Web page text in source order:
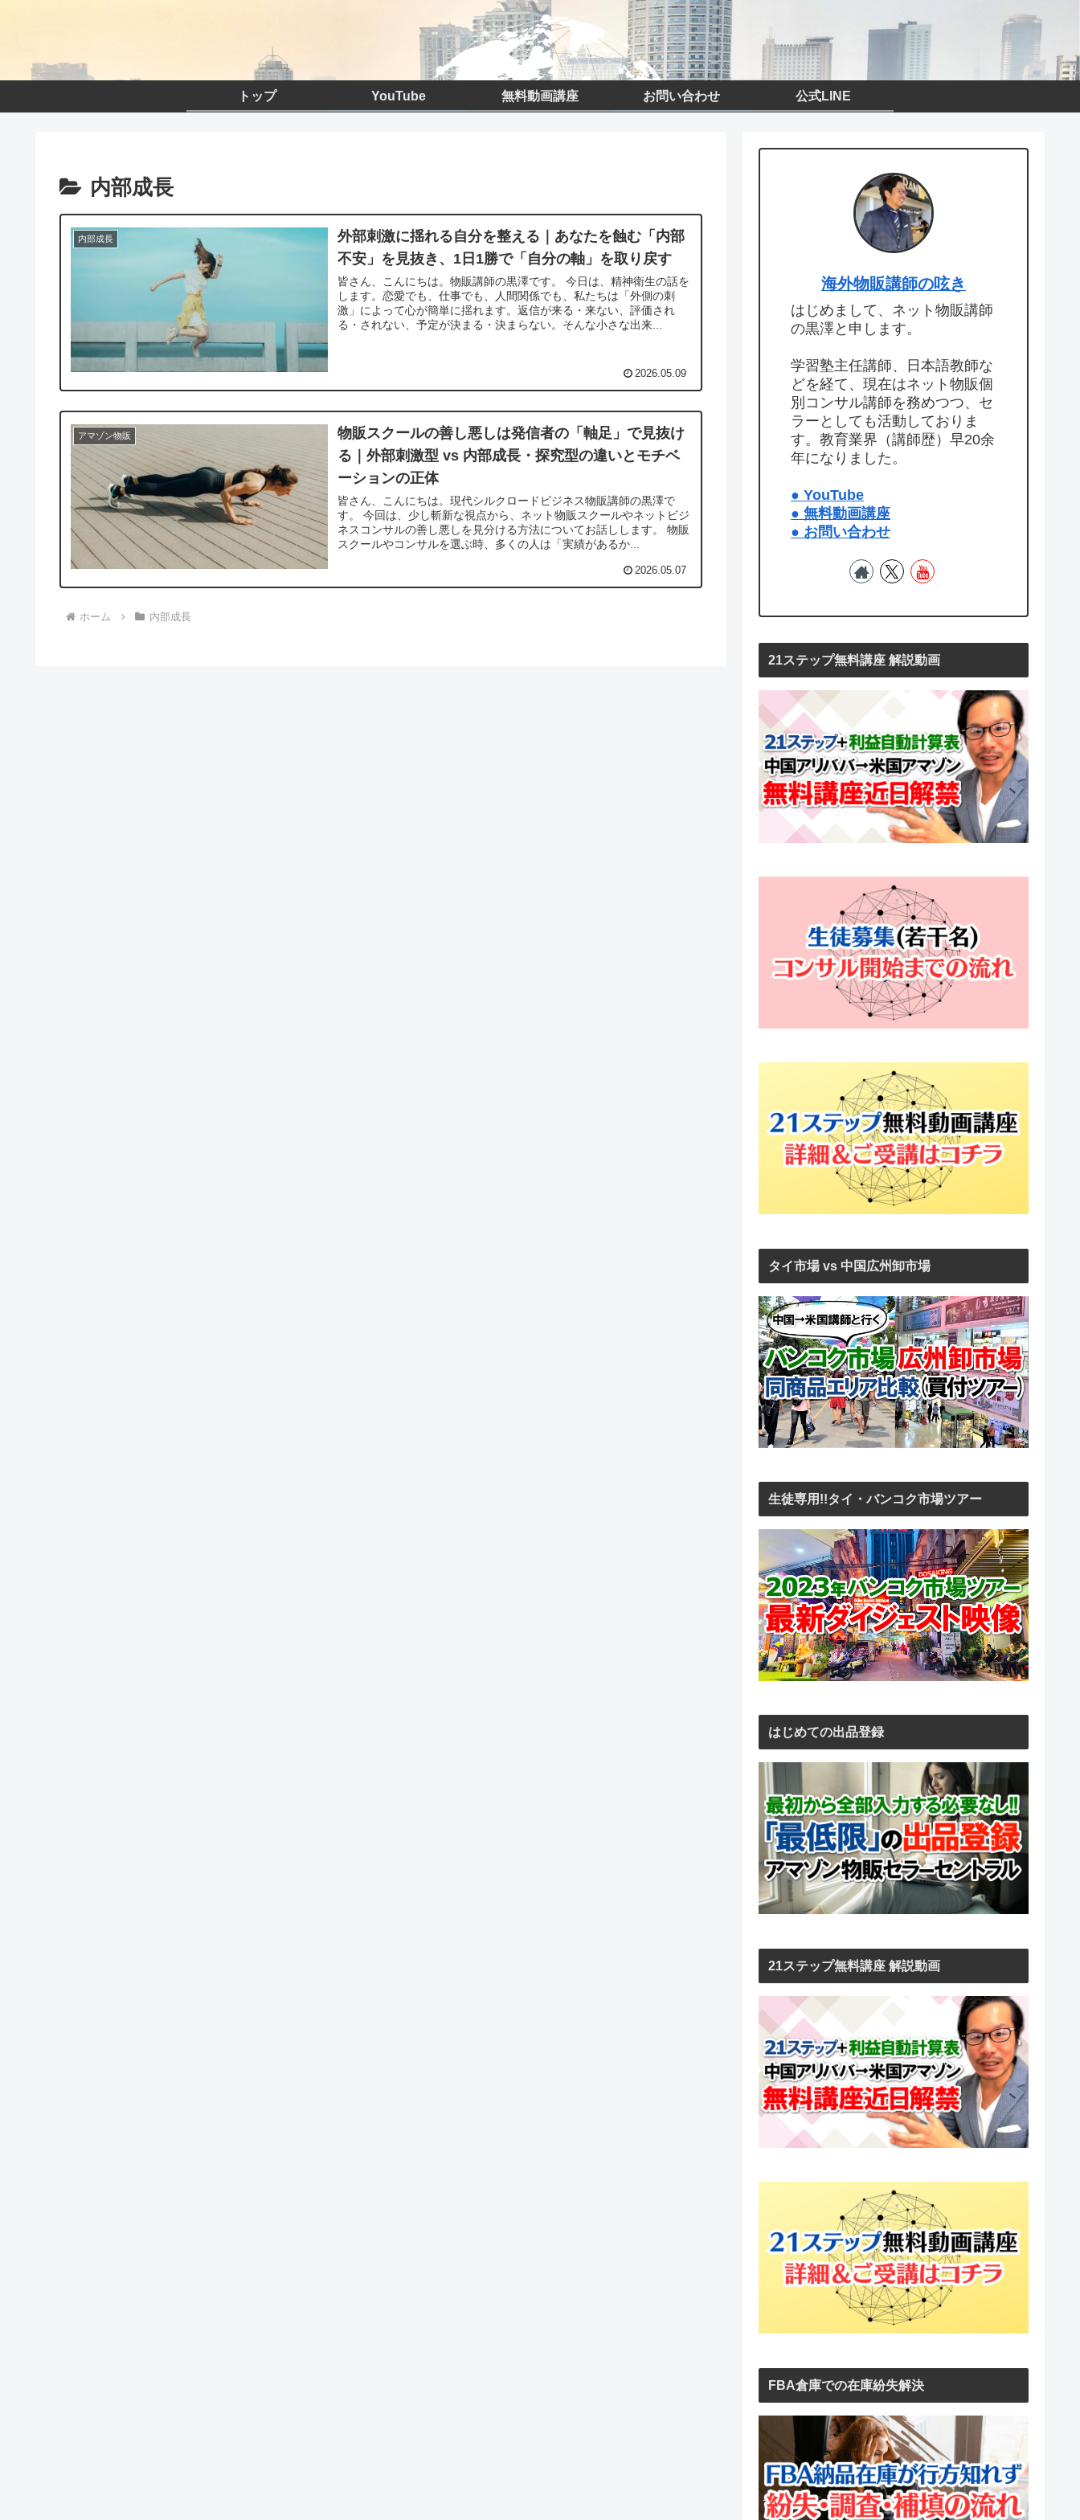
トップ YouTube 無料動画講座 お問い合わせ 公式LINE
内部成長
内部成長
外部刺激に揺れる自分を整える｜あなたを蝕む「内部
不安」を見抜き、1日1勝で「自分の軸」を取り戻す
皆さん、こんにちは。物販講師の黒澤です。 今日は、精神衛生の話を
します。恋愛でも、仕事でも、人間関係でも、私たちは「外側の刺
激」によって心が簡単に揺れます。返信が来る・来ない、評価され
る・されない、予定が決まる・決まらない。そんな小さな出来...
2026.05.09
アマゾン物販
物販スクールの善し悪しは発信者の「軸足」で見抜け
る｜外部刺激型 vs 内部成長・探究型の違いとモチベ
ーションの正体
皆さん、こんにちは。現代シルクロードビジネス物販講師の黒澤で
す。 今回は、少し斬新な視点から、ネット物販スクールやネットビジ
ネスコンサルの善し悪しを見分ける方法についてお話しします。 物販
スクールやコンサルを選ぶ時、多くの人は「実績があるか...
2026.05.07
ホーム 内部成長
海外物販講師の呟き
はじめまして、ネット物販講師
の黒澤と申します。
学習塾主任講師、日本語教師な
どを経て、現在はネット物販個
別コンサル講師を務めつつ、セ
ラーとしても活動しておりま
す。教育業界（講師歴）早20余
年になりました。
● YouTube
● 無料動画講座
● お問い合わせ
21ステップ無料講座 解説動画
タイ市場 vs 中国広州卸市場
生徒専用!!タイ・バンコク市場ツアー
はじめての出品登録
21ステップ無料講座 解説動画
FBA倉庫での在庫紛失解決